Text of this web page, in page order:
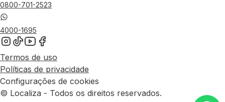
0800-701-2523
4000-1695
Termos de uso
Políticas de privacidade
Configurações de cookies
© Localiza - Todos os direitos reservados.